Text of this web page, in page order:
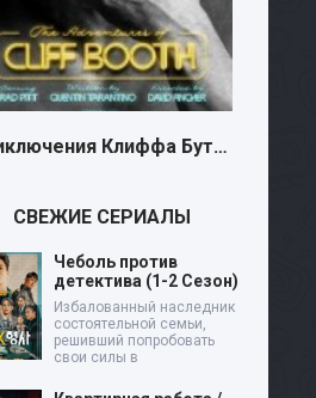
Приключения Клиффа Бута (2026)
СВЕЖИЕ СЕРИАЛЫ
Чеболь против
детектива (1-2 Сезон)
Избалованный наследник
состоятельной семьи,
решивший попробовать
свои силы в